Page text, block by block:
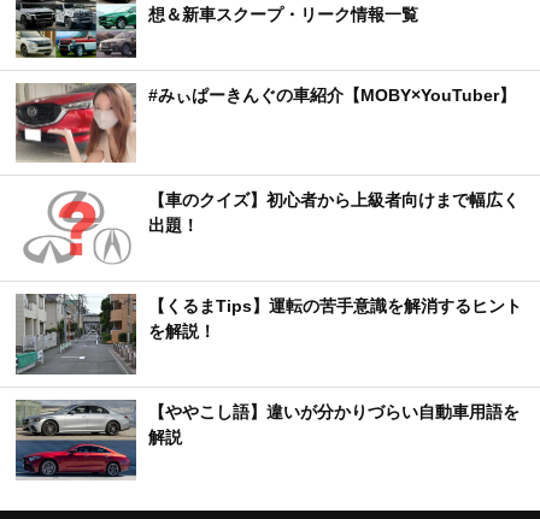
想＆新車スクープ・リーク情報一覧
#みぃぱーきんぐの車紹介【MOBY×YouTuber】
【車のクイズ】初心者から上級者向けまで幅広く
出題！
【くるまTips】運転の苦手意識を解消するヒント
を解説！
【ややこし語】違いが分かりづらい自動車用語を
解説